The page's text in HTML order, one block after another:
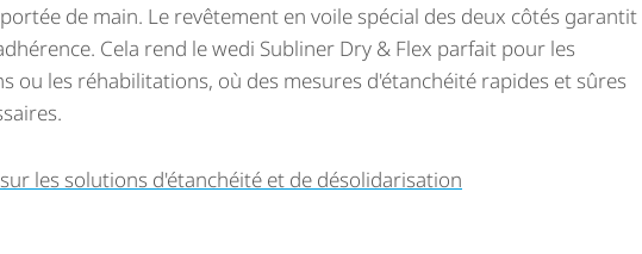
de main. Le revêtement en voile spécial des deux côtés garantit
Cela rend le wedi Subliner Dry & Flex parfait pour les
ou les réha­bi­li­ta­tions, où des mesures d'étanchéité rapides et sûres
les solutions d'étanchéité et de déso­li­da­ri­sa­tion